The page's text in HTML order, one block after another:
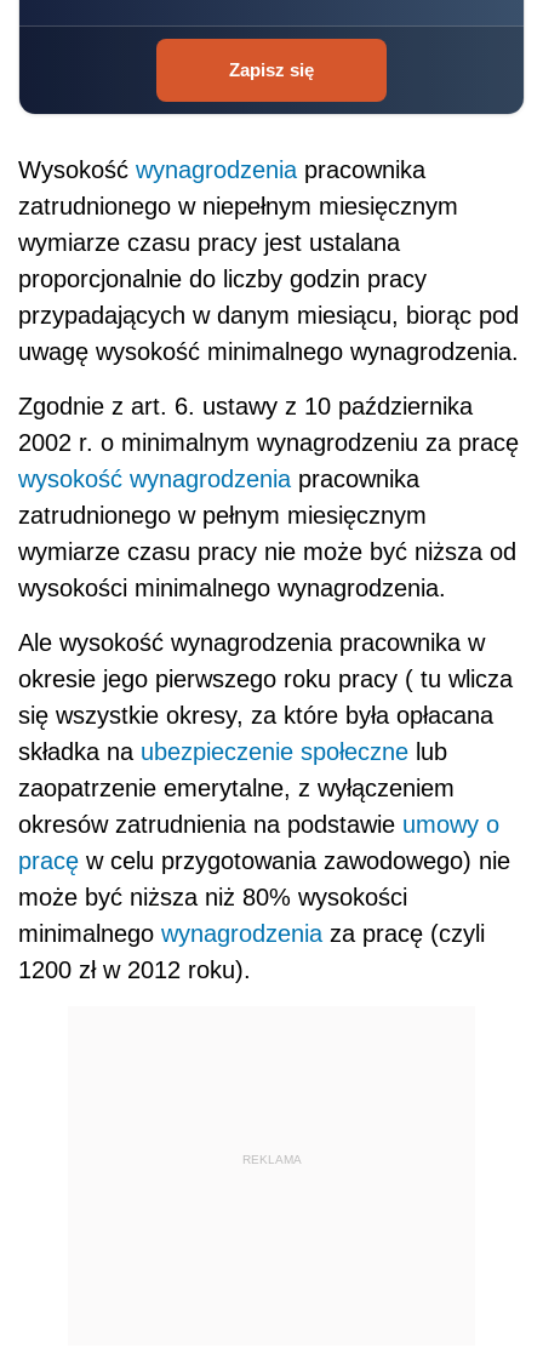
Zapisz się
Wysokość wynagrodzenia pracownika
zatrudnionego w niepełnym miesięcznym
wymiarze czasu pracy jest ustalana
proporcjonalnie do liczby godzin pracy
przypadających w danym miesiącu, biorąc pod
uwagę wysokość minimalnego wynagrodzenia.
Zgodnie z art. 6. ustawy z 10 października
2002 r. o minimalnym wynagrodzeniu za pracę
wysokość wynagrodzenia pracownika
zatrudnionego w pełnym miesięcznym
wymiarze czasu pracy nie może być niższa od
wysokości minimalnego wynagrodzenia.
Ale wysokość wynagrodzenia pracownika w
okresie jego pierwszego roku pracy ( tu wlicza
się wszystkie okresy, za które była opłacana
składka na ubezpieczenie społeczne lub
zaopatrzenie emerytalne, z wyłączeniem
okresów zatrudnienia na podstawie umowy o
pracę w celu przygotowania zawodowego) nie
może być niższa niż 80% wysokości
minimalnego wynagrodzenia za pracę (czyli
1200 zł w 2012 roku).
REKLAMA